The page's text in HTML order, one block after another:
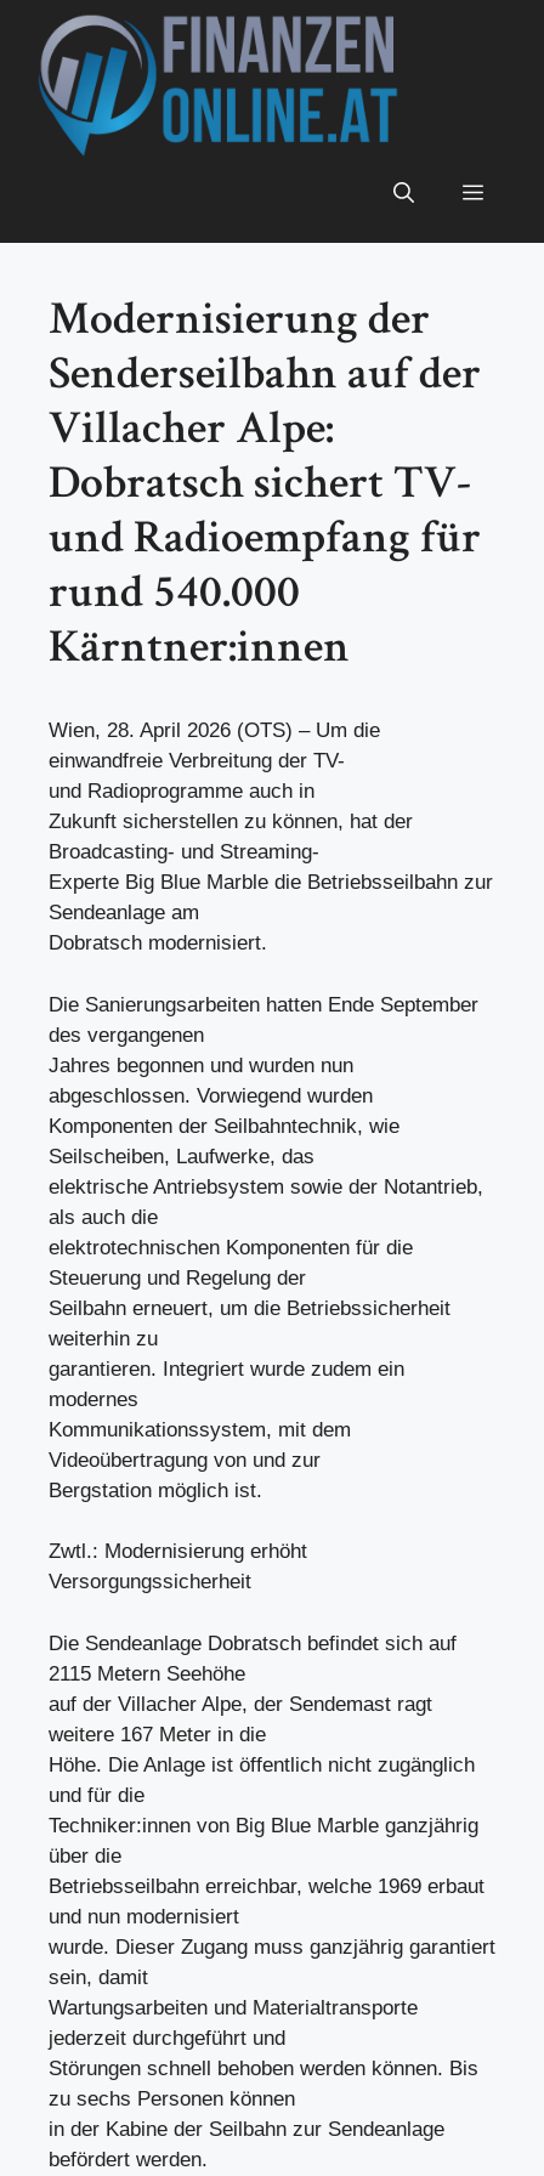
Inhalt
springen
Menü
Modernisierung der
Senderseilbahn auf der
Villacher Alpe:
Dobratsch sichert TV-
und Radioempfang für
rund 540.000
Kärntner:innen
Wien, 28. April 2026 (OTS) – Um die
einwandfreie Verbreitung der TV-
und Radioprogramme auch in
Zukunft sicherstellen zu können, hat der
Broadcasting- und Streaming-
Experte Big Blue Marble die Betriebsseilbahn zur
Sendeanlage am
Dobratsch modernisiert.
Die Sanierungsarbeiten hatten Ende September
des vergangenen
Jahres begonnen und wurden nun
abgeschlossen. Vorwiegend wurden
Komponenten der Seilbahntechnik, wie
Seilscheiben, Laufwerke, das
elektrische Antriebsystem sowie der Notantrieb,
als auch die
elektrotechnischen Komponenten für die
Steuerung und Regelung der
Seilbahn erneuert, um die Betriebssicherheit
weiterhin zu
garantieren. Integriert wurde zudem ein
modernes
Kommunikationssystem, mit dem
Videoübertragung von und zur
Bergstation möglich ist.
Zwtl.: Modernisierung erhöht
Versorgungssicherheit
Die Sendeanlage Dobratsch befindet sich auf
2115 Metern Seehöhe
auf der Villacher Alpe, der Sendemast ragt
weitere 167 Meter in die
Höhe. Die Anlage ist öffentlich nicht zugänglich
und für die
Techniker:innen von Big Blue Marble ganzjährig
über die
Betriebsseilbahn erreichbar, welche 1969 erbaut
und nun modernisiert
wurde. Dieser Zugang muss ganzjährig garantiert
sein, damit
Wartungsarbeiten und Materialtransporte
jederzeit durchgeführt und
Störungen schnell behoben werden können. Bis
zu sechs Personen können
in der Kabine der Seilbahn zur Sendeanlage
befördert werden.